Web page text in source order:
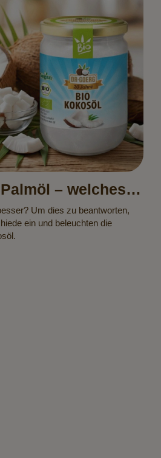
– welches
bessere Wahl?
Um dies zu beantworten,
ein und beleuchten die